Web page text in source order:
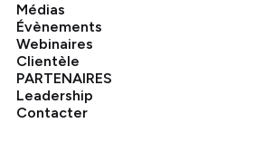
Médias
Évènements
Webinaires
Clientèle
PARTENAIRES
Leadership
Contacter